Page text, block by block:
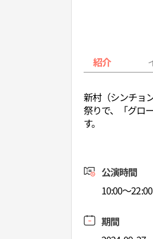
紹介
新村（シンチョ
祭りで、「グロ
す。
公演時間
10:00～22:00
期間